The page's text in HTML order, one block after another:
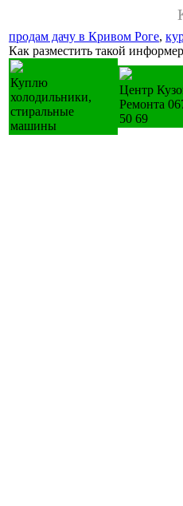
продам дачу в Кривом Роге,
Как разместить такой
Куплю
холодильники,
стиральные
машины
Центр
Ремонта
50 69